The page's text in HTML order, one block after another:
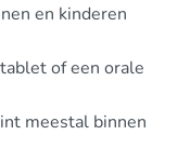
en kinderen
of een orale
meestal binnen